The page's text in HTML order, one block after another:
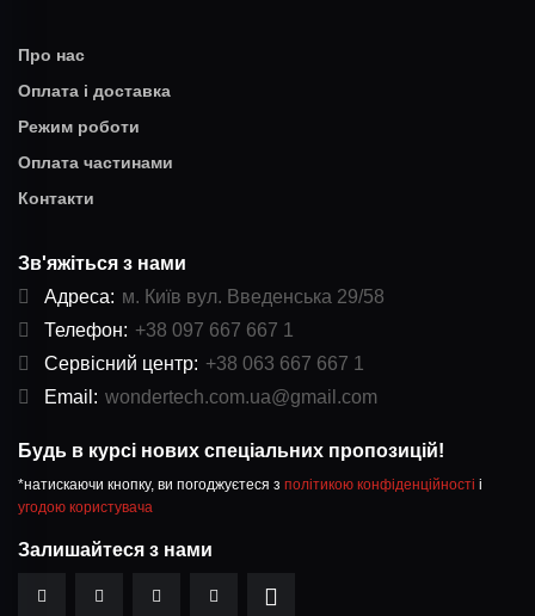
Про нас
Оплата і доставка
Режим роботи
Оплата частинами
Контакти
Зв'яжіться з нами
Адреса: м. Київ вул. Введенська 29/58
Телефон: +38 097 667 667 1
Сервісний центр: +38 063 667 667 1
Email: wondertech.com.ua@gmail.com
Будь в курсі нових спеціальних пропозицій!
*натискаючи кнопку, ви погоджуєтеся з політикою конфіденційності і
угодою користувача
Залишайтеся з нами